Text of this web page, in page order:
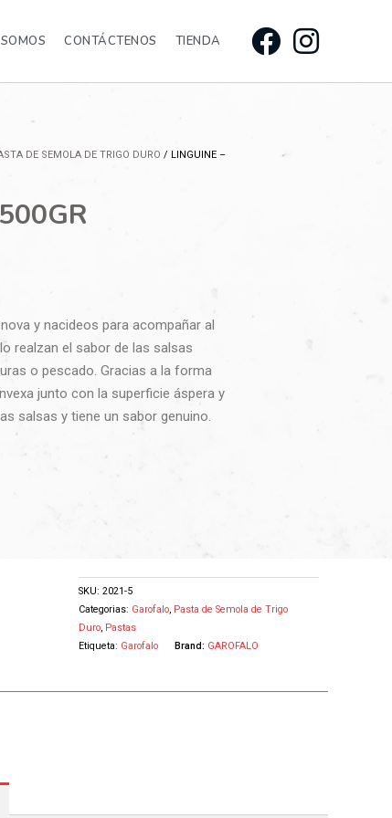
CONTÁCTENOS TIENDA
DE SEMOLA DE TRIGO DURO / LINGUINE –
y nacideos para acompañar al
realzan el sabor de las salsas
o pescado. Gracias a la forma
junto con la superficie áspera y
salsas y tiene un sabor genuino.
SKU: 2021-5
Categorias: Garofalo, Pasta de Semola de Trigo
Duro, Pastas
Etiqueta: Garofalo Brand: GAROFALO